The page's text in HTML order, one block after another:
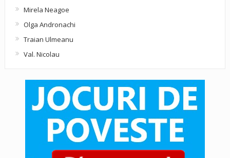
Mirela Neagoe
Olga Andronachi
Traian Ulmeanu
Val. Nicolau